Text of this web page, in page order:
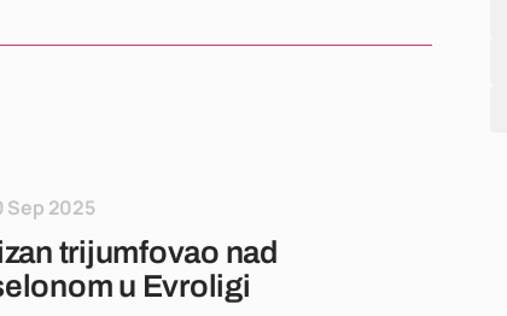
Sep 2025
trijumfovao nad
u Evroligi